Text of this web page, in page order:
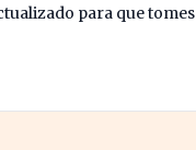
para que tomes